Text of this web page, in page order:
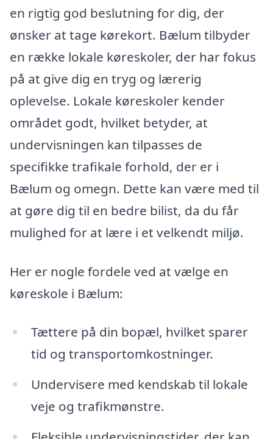
en rigtig god beslutning for dig, der
ønsker at tage kørekort. Bælum tilbyder
en række lokale køreskoler, der har fokus
på at give dig en tryg og lærerig
oplevelse. Lokale køreskoler kender
området godt, hvilket betyder, at
undervisningen kan tilpasses de
specifikke trafikale forhold, der er i
Bælum og omegn. Dette kan være med til
at gøre dig til en bedre bilist, da du får
mulighed for at lære i et velkendt miljø.
Her er nogle fordele ved at vælge en
køreskole i Bælum:
Tættere på din bopæl, hvilket sparer
tid og transportomkostninger.
Undervisere med kendskab til lokale
veje og trafikmønstre.